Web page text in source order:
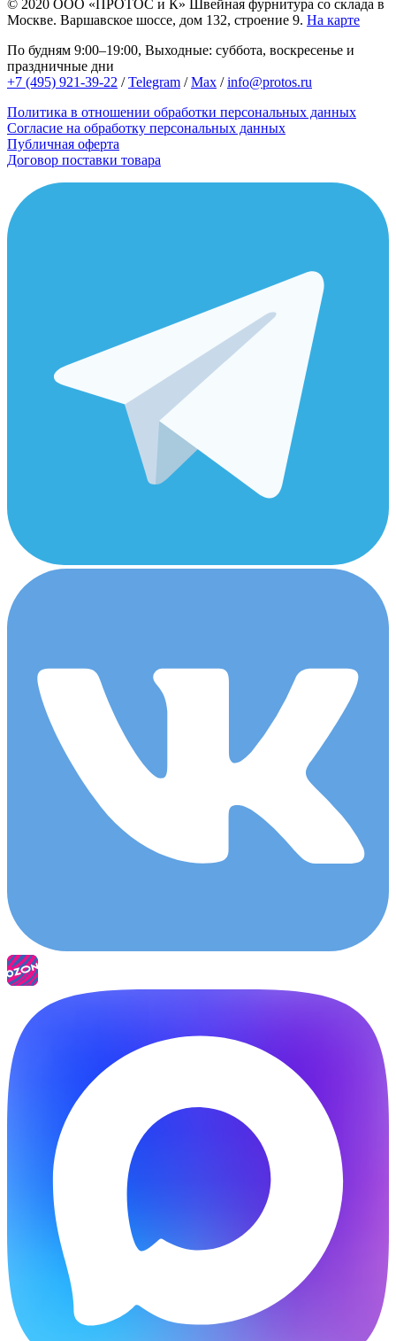
© 2020 ООО «ПРОТОС и К» Швейная фурнитура со склада в
Москве. Варшавское шоссе, дом 132, строение 9. На карте
По будням 9:00–19:00, Выходные: суббота, воскресенье и
праздничные дни
+7 (495) 921-39-22 /Telegram /Max /info@protos.ru
Политика в отношении обработки персональных данных
Согласие на обработку персональных данных
Публичная оферта
Договор поставки товара